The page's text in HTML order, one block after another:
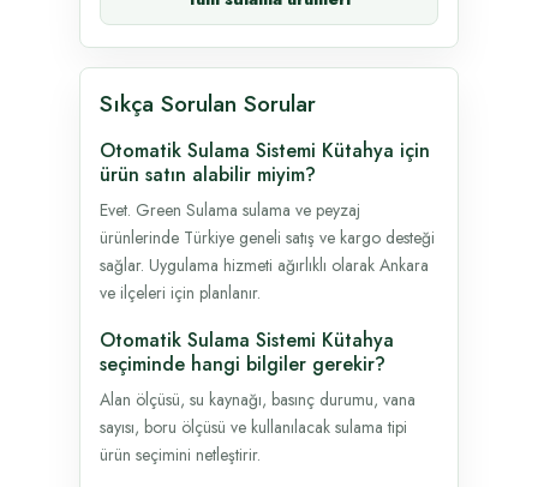
Sıkça Sorulan Sorular
Otomatik Sulama Sistemi Kütahya için
ürün satın alabilir miyim?
Evet. Green Sulama sulama ve peyzaj
ürünlerinde Türkiye geneli satış ve kargo desteği
sağlar. Uygulama hizmeti ağırlıklı olarak Ankara
ve ilçeleri için planlanır.
Otomatik Sulama Sistemi Kütahya
seçiminde hangi bilgiler gerekir?
Alan ölçüsü, su kaynağı, basınç durumu, vana
sayısı, boru ölçüsü ve kullanılacak sulama tipi
ürün seçimini netleştirir.